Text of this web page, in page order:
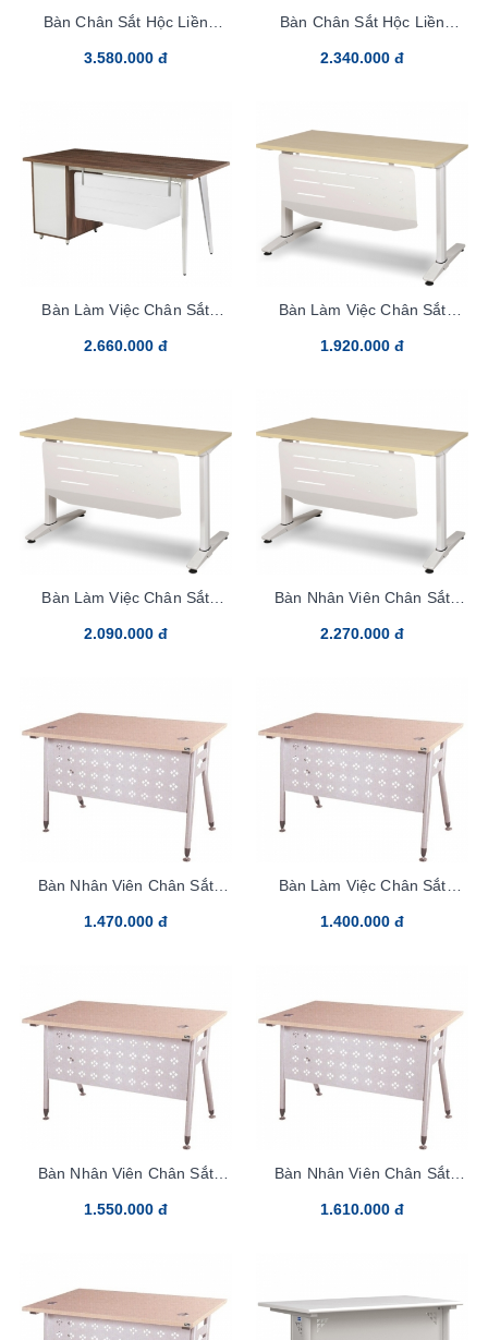
Bàn Chân Sắt Hộc Liền
3.580.000 đ
Bàn Chân Sắt Hộc Liền
2.340.000 đ
Bàn Làm Việc Chân Sắt
2.660.000 đ
Bàn Làm Việc Chân Sắt
1.920.000 đ
Bàn Làm Việc Chân Sắt
2.090.000 đ
Bàn Nhân Viên Chân Sắt
2.270.000 đ
Bàn Nhân Viên Chân Sắt
1.470.000 đ
Bàn Làm Việc Chân Sắt
1.400.000 đ
Bàn Nhân Viên Chân Sắt
1.550.000 đ
Bàn Nhân Viên Chân Sắt
1.610.000 đ